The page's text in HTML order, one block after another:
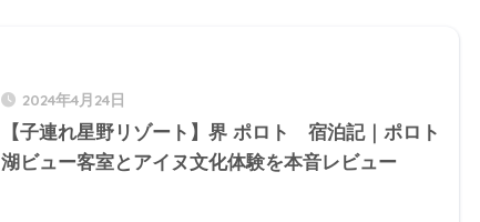
2024年4月24日
【子連れ星野リゾート】界 ポロト 宿泊記｜ポロト
湖ビュー客室とアイヌ文化体験を本音レビュー